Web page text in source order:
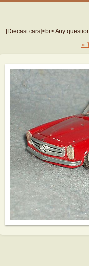
[Diecast cars]<br> Any
«